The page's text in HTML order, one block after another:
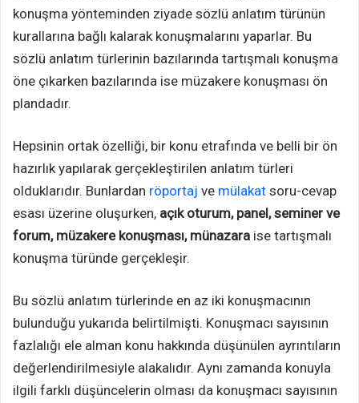
konuşma yönteminden ziyade sözlü anlatım türünün
kurallarına bağlı kalarak konuşmalarını yaparlar. Bu
sözlü anlatım türlerinin bazılarında tartışmalı konuşma
öne çıkarken bazılarında ise müzakere konuşması ön
plandadır.
Hepsinin ortak özelliği, bir konu etrafında ve belli bir ön
hazırlık yapılarak gerçekleştirilen anlatım türleri
olduklarıdır. Bunlardan röportaj ve mülakat soru-cevap
esası üzerine oluşurken, açık oturum, panel, seminer ve
forum, müzakere konuşması, münazara ise tartışmalı
konuşma türünde gerçekleşir.
Bu sözlü anlatım türlerinde en az iki konuşmacının
bulunduğu yukarıda belirtilmişti. Konuşmacı sayısının
fazlalığı ele alman konu hakkında düşünülen ayrıntıların
değerlendirilmesiyle alakalıdır. Aynı zamanda konuyla
ilgili farklı düşüncelerin olması da konuşmacı sayısının